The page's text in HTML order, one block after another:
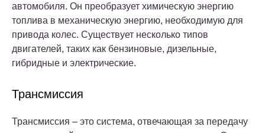
автомобиля. Он преобразует химическую энергию
топлива в механическую энергию, необходимую для
привода колес. Существует несколько типов
двигателей, таких как бензиновые, дизельные,
гибридные и электрические.
Трансмиссия
Трансмиссия – это система, отвечающая за передачу